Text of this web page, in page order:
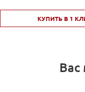
КУПИТЬ В 1
Вас